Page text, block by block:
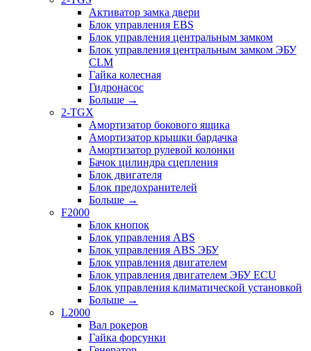
Активатор замка двери
Блок управления EBS
Блок управления центральным замком
Блок управления центральным замком ЭБУ
CLM
Гайка колесная
Гидронасос
Больше →
2-TGX
Амортизатор бокового ящика
Амортизатор крышки бардачка
Амортизатор рулевой колонки
Бачок цилиндра сцепления
Блок двигателя
Блок предохранителей
Больше →
F2000
Блок кнопок
Блок управления ABS
Блок управления ABS ЭБУ
Блок управления двигателем
Блок управления двигателем ЭБУ ECU
Блок управления климатической установкой
Больше →
L2000
Вал рокеров
Гайка форсунки